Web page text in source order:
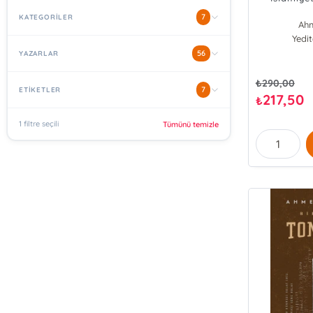
KATEGORİLER 7
YAZARLAR 56
ETİKETLER 7
1 filtre seçili Tümünü temizle
₺290,00
₺217,50